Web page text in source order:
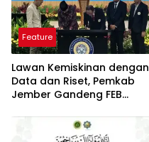
Feature
Lawan Kemiskinan dengan
Data dan Riset, Pemkab
Jember Gandeng FEB